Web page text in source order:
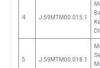
4 J.59MTM00.015.1
5 J.59MTM00.018.1